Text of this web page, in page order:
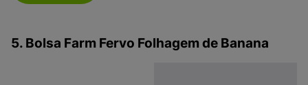
5. Bolsa Farm Fervo Folhagem de Banana